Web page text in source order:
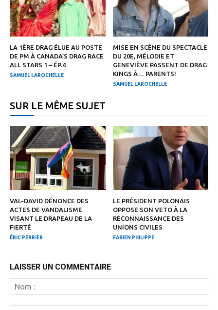
LA 1ÈRE DRAG ÉLUE AU POSTE
DE PM À CANADA’S DRAG RACE
ALL STARS 1 – ÉP.4
SAMUEL LAROCHELLE
MISE EN SCÈNE DU SPECTACLE
DU 20E, MÉLODIE ET
GENEVIÈVE PASSENT DE DRAG
KINGS À… PARENTS!
SAMUEL LAROCHELLE
SUR LE MÊME SUJET
VAL-DAVID DÉNONCE DES
ACTES DE VANDALISME
VISANT LE DRAPEAU DE LA
FIERTÉ
ÉRIC PERRIER
LE PRÉSIDENT POLONAIS
OPPOSE SON VETO À LA
RECONNAISSANCE DES
UNIONS CIVILES
FABIEN PHILIPPE
LAISSER UN COMMENTAIRE
: